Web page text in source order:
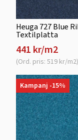
Heuga 727 Blue
Textilplatta
441 kr/m2
(Ord. pris: 519 kr/m2)
Kampanj -15%